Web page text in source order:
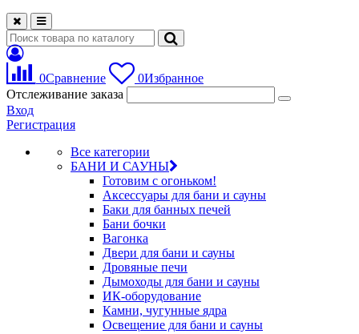
0Сравнение 0Избранное
Отслеживание заказа
Вход
Регистрация
Все категории
БАНИ И САУНЫ
Готовим с огоньком!
Аксессуары для бани и сауны
Баки для банных печей
Бани бочки
Вагонка
Двери для бани и сауны
Дровяные печи
Дымоходы для бани и сауны
ИК-оборудование
Камни, чугунные ядра
Освещение для бани и сауны